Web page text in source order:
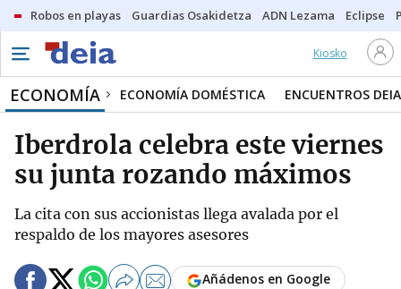
Robos en playas Guardias Osakidetza ADN Lezama Eclipse
Kiosko
ECONOMÍA ECONOMÍA DOMÉSTICA ENCUENTROS DEIA
Iberdrola celebra este viernes
su junta rozando máximos
La cita con sus accionistas llega avalada por el
respaldo de los mayores asesores
Añádenos en Google